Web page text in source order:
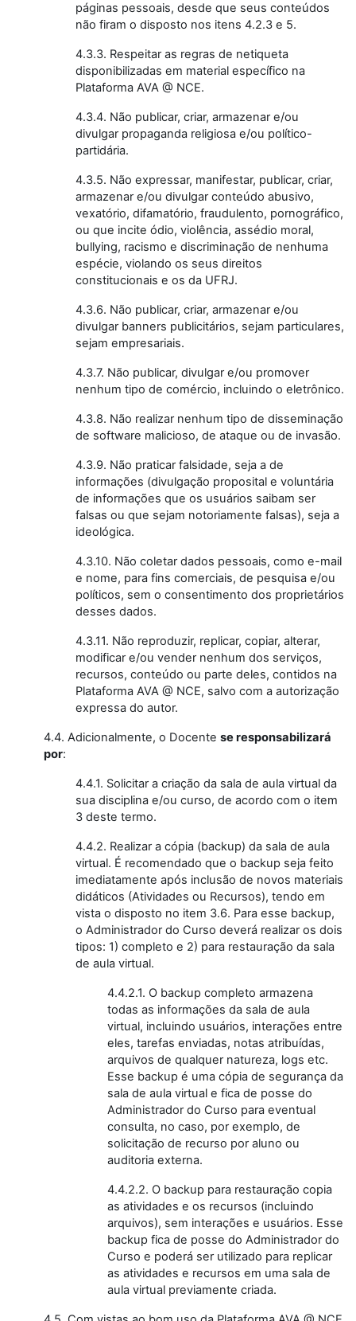
páginas pessoais, desde que seus conteúdos
não firam o disposto nos itens 4.2.3 e 5.
4.3.3. Respeitar as regras de netiqueta
disponibilizadas em material específico na
Plataforma AVA @ NCE.
4.3.4. Não publicar, criar, armazenar e/ou
divulgar propaganda religiosa e/ou político-
partidária.
4.3.5. Não expressar, manifestar, publicar, criar,
armazenar e/ou divulgar conteúdo abusivo,
vexatório, difamatório, fraudulento, pornográfico,
ou que incite ódio, violência, assédio moral,
bullying, racismo e discriminação de nenhuma
espécie, violando os seus direitos
constitucionais e os da UFRJ.
4.3.6. Não publicar, criar, armazenar e/ou
divulgar banners publicitários, sejam particulares,
sejam empresariais.
4.3.7. Não publicar, divulgar e/ou promover
nenhum tipo de comércio, incluindo o eletrônico.
4.3.8. Não realizar nenhum tipo de disseminação
de software malicioso, de ataque ou de invasão.
4.3.9. Não praticar falsidade, seja a de
informações (divulgação proposital e voluntária
de informações que os usuários saibam ser
falsas ou que sejam notoriamente falsas), seja a
ideológica.
4.3.10. Não coletar dados pessoais, como e-mail
e nome, para fins comerciais, de pesquisa e/ou
políticos, sem o consentimento dos proprietários
desses dados.
4.3.11. Não reproduzir, replicar, copiar, alterar,
modificar e/ou vender nenhum dos serviços,
recursos, conteúdo ou parte deles, contidos na
Plataforma AVA @ NCE, salvo com a autorização
expressa do autor.
4.4. Adicionalmente, o Docente se responsabilizará
por:
4.4.1. Solicitar a criação da sala de aula virtual da
sua disciplina e/ou curso, de acordo com o item
3 deste termo.
4.4.2. Realizar a cópia (backup) da sala de aula
virtual. É recomendado que o backup seja feito
imediatamente após inclusão de novos materiais
didáticos (Atividades ou Recursos), tendo em
vista o disposto no item 3.6. Para esse backup,
o Administrador do Curso deverá realizar os dois
tipos: 1) completo e 2) para restauração da sala
de aula virtual.
4.4.2.1. O backup completo armazena
todas as informações da sala de aula
virtual, incluindo usuários, interações entre
eles, tarefas enviadas, notas atribuídas,
arquivos de qualquer natureza, logs etc.
Esse backup é uma cópia de segurança da
sala de aula virtual e fica de posse do
Administrador do Curso para eventual
consulta, no caso, por exemplo, de
solicitação de recurso por aluno ou
auditoria externa.
4.4.2.2. O backup para restauração copia
as atividades e os recursos (incluindo
arquivos), sem interações e usuários. Esse
backup fica de posse do Administrador do
Curso e poderá ser utilizado para replicar
as atividades e recursos em uma sala de
aula virtual previamente criada.